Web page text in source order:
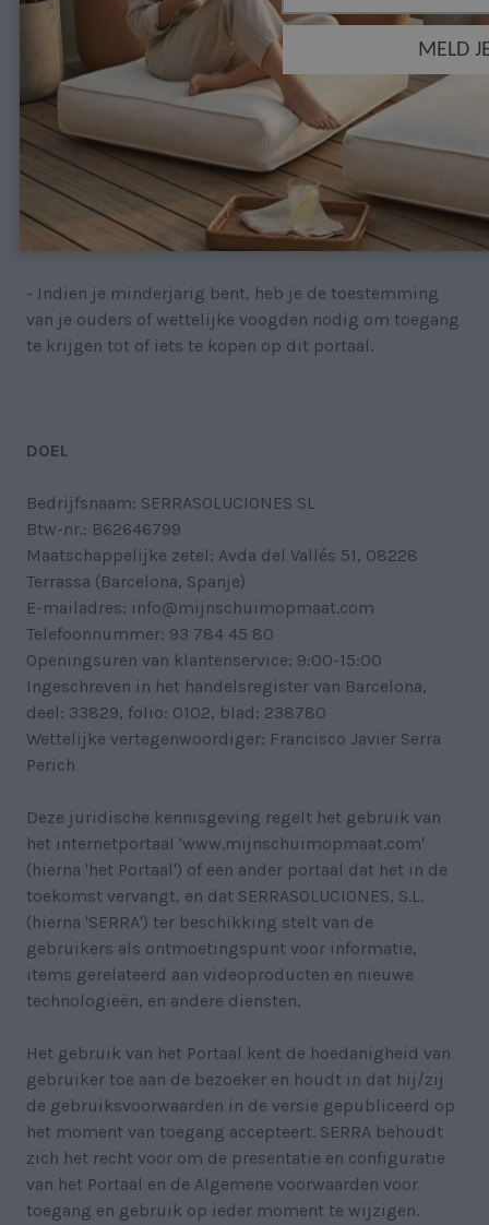
bankoverschrijving, PayPal of bankkaart via het
beveiligde platform ServiRed.
- Je gegevens worden niet overgedragen aan derden; je
kunt ze op ieder moment raadplegen, wijzigen,
verwijderen of te kennen geven dat je geen reclame
wenst te ontvangen door een e-mail te sturen
naar info@mijnschuimopmaat.comof een brief naar
Avda. del Vallés, 51, Terrassa (Barcelona, Spanje).(Lees
ons privacybeleid voor meer info)
- Indien je minderjarig bent, heb je de toestemming
van je ouders of wettelijke voogden nodig om toegang
te krijgen tot of iets te kopen op dit portaal.
DOEL
Bedrijfsnaam: SERRASOLUCIONES SL
Btw-nr.: B62646799
Maatschappelijke zetel: Avda del Vallés 51, 08228
Terrassa (Barcelona, Spanje)
E-mailadres: info@mijnschuimopmaat.com
Telefoonnummer: 93 784 45 80
Openingsuren van klantenservice: 9:00-15:00
Ingeschreven in het handelsregister van Barcelona,
deel: 33829, folio: 0102, blad: 238780
Wettelijke vertegenwoordiger: Francisco Javier Serra
Perich
Deze juridische kennisgeving regelt het gebruik van
het internetportaal 'www.mijnschuimopmaat.com'
(hierna 'het Portaal') of een ander portaal dat het in de
toekomst vervangt, en dat SERRASOLUCIONES, S.L.
(hierna 'SERRA') ter beschikking stelt van de
gebruikers als ontmoetingspunt voor informatie,
items gerelateerd aan videoproducten en nieuwe
technologieën, en andere diensten.
Het gebruik van het Portaal kent de hoedanigheid van
gebruiker toe aan de bezoeker en houdt in dat hij/zij
de gebruiksvoorwaarden in de versie gepubliceerd op
het moment van toegang accepteert. SERRA behoudt
zich het recht voor om de presentatie en configuratie
van het Portaal en de Algemene voorwaarden voor
toegang en gebruik op ieder moment te wijzigen.